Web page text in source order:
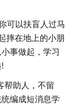
以扶盲人过马
摔在地上的小朋
事做起，学习
助人，不留
编成短消息学